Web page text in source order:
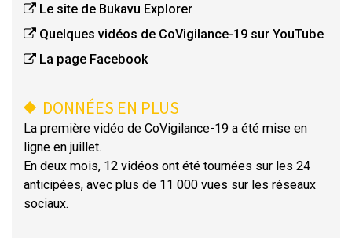
Le site de Bukavu Explorer
Quelques vidéos de CoVigilance-19 sur YouTube
La page Facebook
DONNÉES EN PLUS
La première vidéo de CoVigilance-19 a été mise en
ligne en juillet.
En deux mois, 12 vidéos ont été tournées sur les 24
anticipées, avec plus de 11 000 vues sur les réseaux
sociaux.